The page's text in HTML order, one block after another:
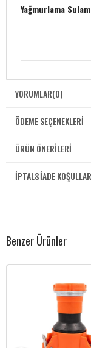
Yağmurlama
YORUMLAR(0)
ÖDEME SEÇENEKLERI
ÜRÜN ÖNERILERI
İPTAL&İADE
Benzer Ürünler